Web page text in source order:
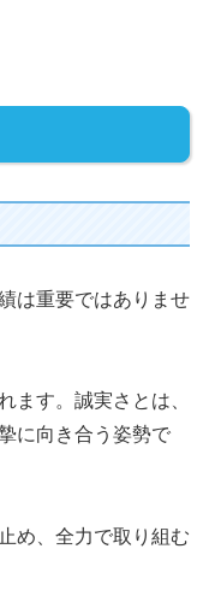
は重要ではありませ
ます。誠実さとは、
に向き合う姿勢で
め、全力で取り組む